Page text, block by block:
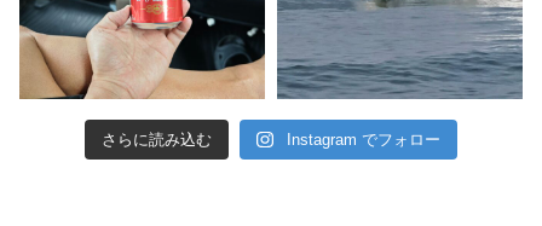
さらに読み込む Instagram でフォロー